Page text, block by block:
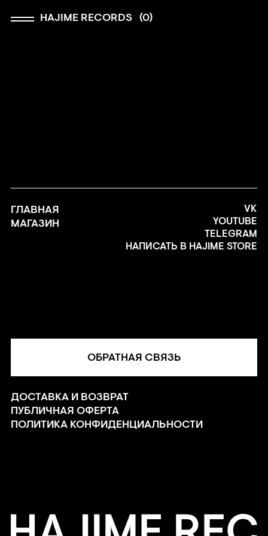
HAJIME RECORDS (0)
ГЛАВНАЯ
МАГАЗИН
VK
YOUTUBE
TELEGRAM
НАПИСАТЬ В HAJIME STORE
ОБРАТНАЯ СВЯЗЬ
ДОСТАВКА И ВОЗВРАТ
ПУБЛИЧНАЯ ОФЕРТА
ПОЛИТИКА КОНФИДЕНЦИАЛЬНОСТИ